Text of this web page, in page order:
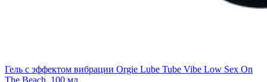
Гель с эффектом вибрации Orgie Lube Tube Vibe Low Sex On
The Beach, 100 мл